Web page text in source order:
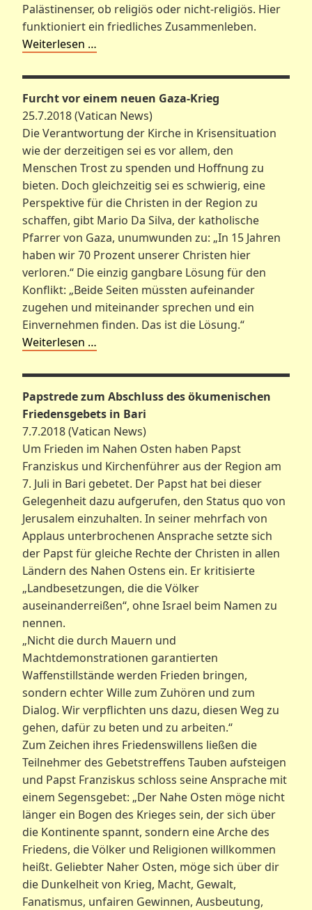
Palästinenser, ob religiös oder nicht-religiös. Hier
funktioniert ein friedliches Zusammenleben.
Weiterlesen …
Furcht vor einem neuen Gaza-Krieg
25.7.2018 (Vatican News)
Die Verantwortung der Kirche in Krisensituation
wie der derzeitigen sei es vor allem, den
Menschen Trost zu spenden und Hoffnung zu
bieten. Doch gleichzeitig sei es schwierig, eine
Perspektive für die Christen in der Region zu
schaffen, gibt Mario Da Silva, der katholische
Pfarrer von Gaza, unumwunden zu: „In 15 Jahren
haben wir 70 Prozent unserer Christen hier
verloren.“ Die einzig gangbare Lösung für den
Konflikt: „Beide Seiten müssten aufeinander
zugehen und miteinander sprechen und ein
Einvernehmen finden. Das ist die Lösung.“
Weiterlesen …
Papstrede zum Abschluss des ökumenischen
Friedensgebets in Bari
7.7.2018 (Vatican News)
Um Frieden im Nahen Osten haben Papst
Franziskus und Kirchenführer aus der Region am
7. Juli in Bari gebetet. Der Papst hat bei dieser
Gelegenheit dazu aufgerufen, den Status quo von
Jerusalem einzuhalten. In seiner mehrfach von
Applaus unterbrochenen Ansprache setzte sich
der Papst für gleiche Rechte der Christen in allen
Ländern des Nahen Ostens ein. Er kritisierte
„Landbesetzungen, die die Völker
auseinanderreißen“, ohne Israel beim Namen zu
nennen.
„Nicht die durch Mauern und
Machtdemonstrationen garantierten
Waffenstillstände werden Frieden bringen,
sondern echter Wille zum Zuhören und zum
Dialog. Wir verpflichten uns dazu, diesen Weg zu
gehen, dafür zu beten und zu arbeiten.“
Zum Zeichen ihres Friedenswillens ließen die
Teilnehmer des Gebetstreffens Tauben aufsteigen
und Papst Franziskus schloss seine Ansprache mit
einem Segensgebet: „Der Nahe Osten möge nicht
länger ein Bogen des Krieges sein, der sich über
die Kontinente spannt, sondern eine Arche des
Friedens, die Völker und Religionen willkommen
heißt. Geliebter Naher Osten, möge sich über dir
die Dunkelheit von Krieg, Macht, Gewalt,
Fanatismus, unfairen Gewinnen, Ausbeutung,